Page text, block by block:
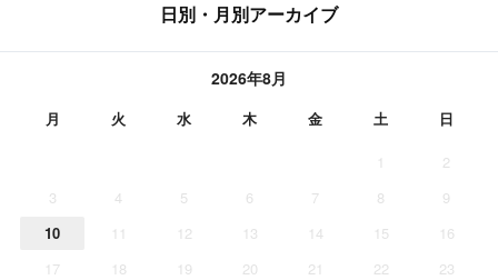
日別・月別アーカイブ
2026年8月
月 火 水 木 金 土 日
1
2
3
4 5 6 7 8
9
10
11 12 13 14 15
16
17
18 19 20 21 22
23